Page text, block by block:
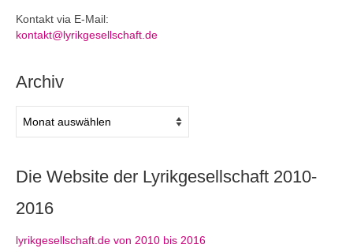
Kontakt via E-Mail:
kontakt@lyrikgesellschaft.de
Archiv
Die Website der Lyrikgesellschaft 2010-
2016
lyrikgesellschaft.de von 2010 bis 2016